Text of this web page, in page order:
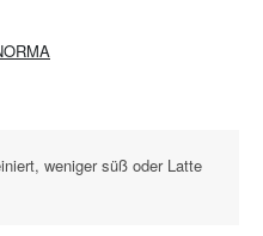
weniger süß oder Latte